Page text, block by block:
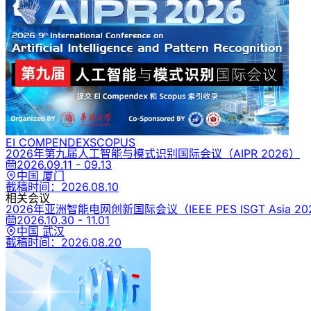
EI COMPENDEXSCOPUS
2026年第九届人工智能与模式识别国际会议 （AIPR 2026）
2026.09.11 - 09.13
中国 厦门
截稿时间： 2026.08.10
相关会议
2026年亚洲智能电网创新国际会议 （IEEE PES ISGT Asia
2026.10.30 - 11.01
中国 武汉
截稿时间： 2026.08.20